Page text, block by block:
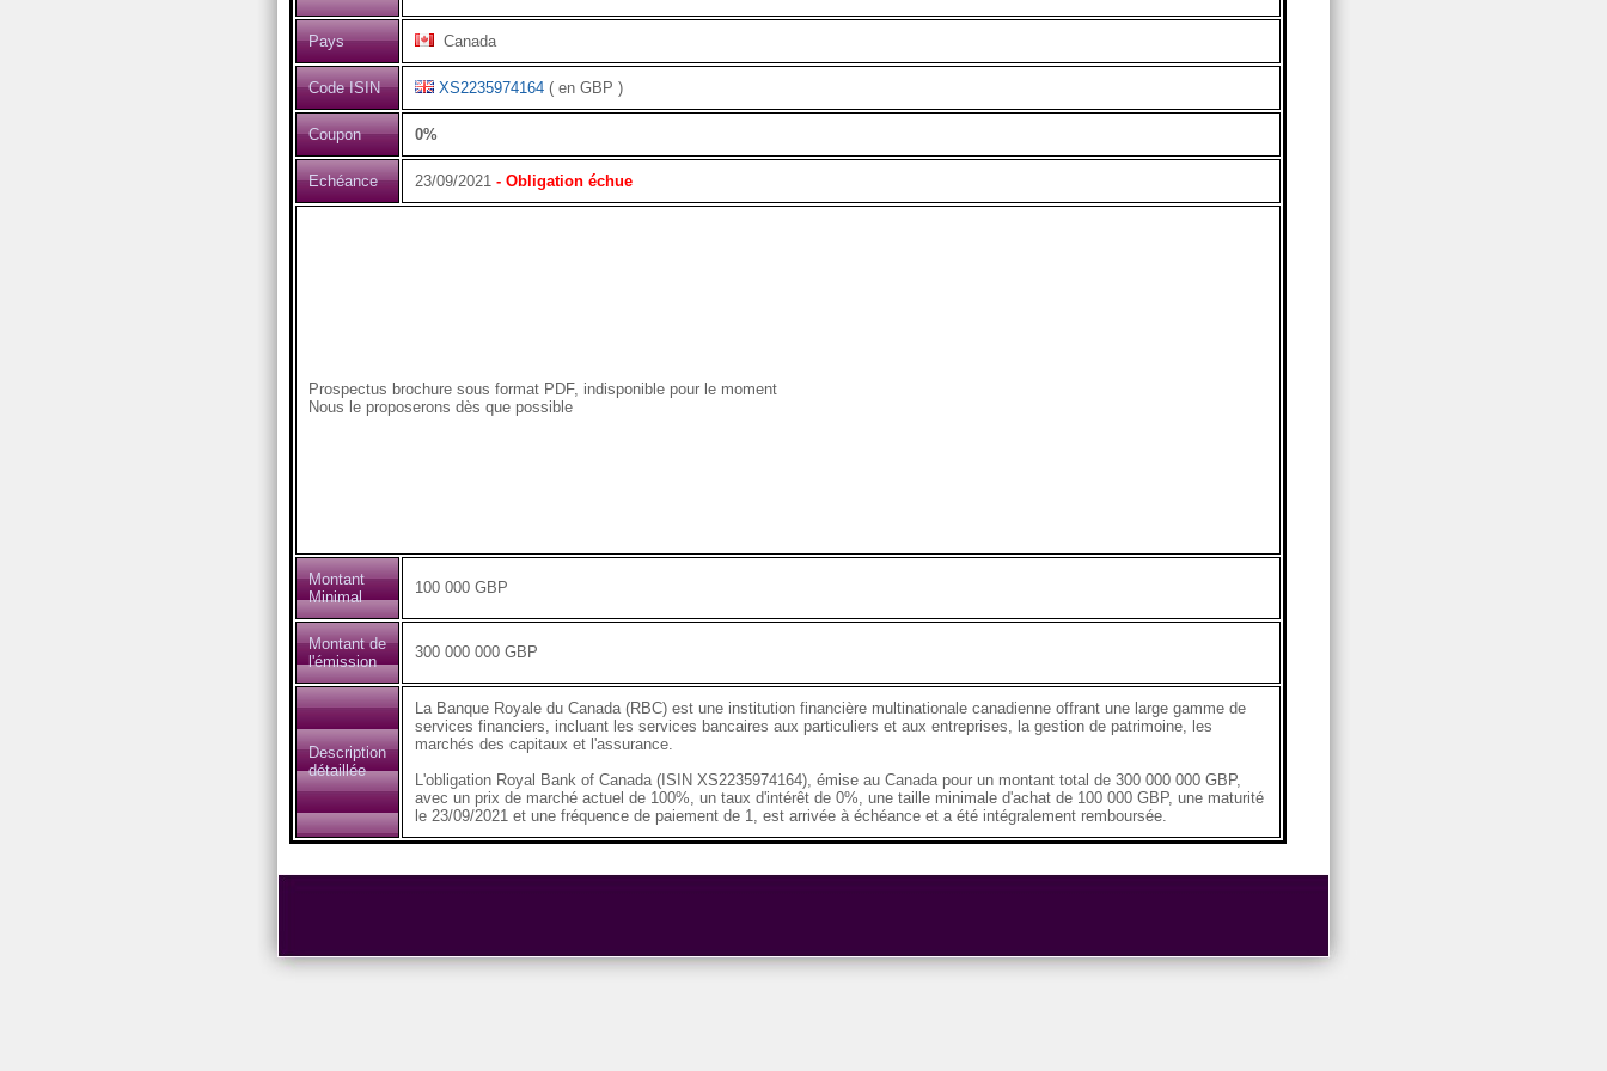
Pays Canada
Code ISIN XS2235974164( en GBP )
Coupon 0%
Echéance 23/09/2021- Obligation échue
Prospectus brochure sous format PDF, indisponible pour le moment
Nous le proposerons dès que possible
Montant
Minimal
100 000 GBP
Montant de
l'émission
300 000 000 GBP
Description
détaillée
La Banque Royale du Canada (RBC) est une institution financière multinationale canadienne offrant une large gamme de
services financiers, incluant les services bancaires aux particuliers et aux entreprises, la gestion de patrimoine, les
marchés des capitaux et l'assurance.
L'obligation Royal Bank of Canada (ISIN XS2235974164), émise au Canada pour un montant total de 300 000 000 GBP,
avec un prix de marché actuel de 100%, un taux d'intérêt de 0%, une taille minimale d'achat de 100 000 GBP, une maturité
le 23/09/2021 et une fréquence de paiement de 1, est arrivée à échéance et a été intégralement remboursée.